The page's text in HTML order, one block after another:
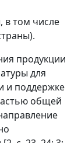
в том числе
продукции
для
и поддержке
общей